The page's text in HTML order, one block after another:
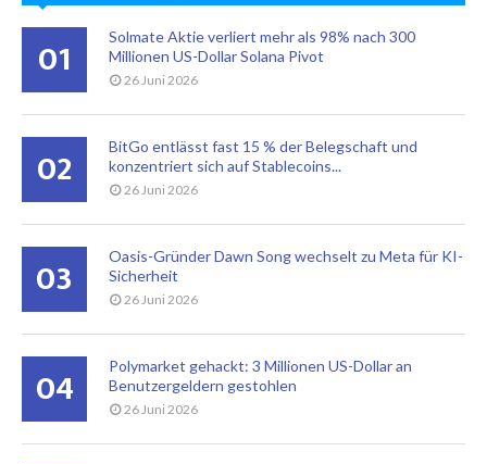
01
Solmate Aktie verliert mehr als 98% nach 300
Millionen US-Dollar Solana Pivot
26 Juni 2026
02
BitGo entlässt fast 15 % der Belegschaft und
konzentriert sich auf Stablecoins...
26 Juni 2026
03
Oasis-Gründer Dawn Song wechselt zu Meta für KI-
Sicherheit
26 Juni 2026
04
Polymarket gehackt: 3 Millionen US-Dollar an
Benutzergeldern gestohlen
26 Juni 2026